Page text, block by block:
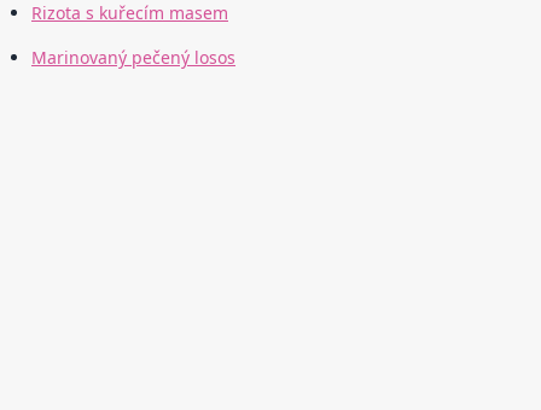
Rizota s kuřecím masem
Marinovaný pečený losos